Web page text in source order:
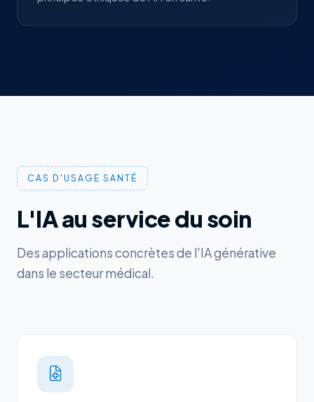
CAS D'USAGE SANTÉ
L'IA au service du soin
Des applications concrètes de l'IA générative
dans le secteur médical.